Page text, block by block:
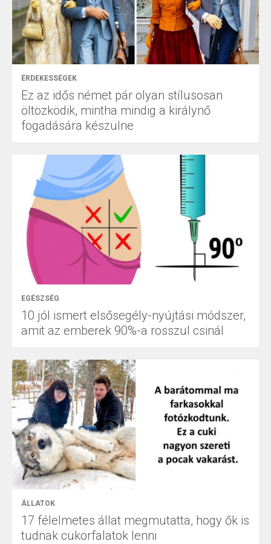
ÉRDEKESSÉGEK
Ez az idős német pár olyan stílusosan
öltözködik, mintha mindig a királynő
fogadására készülne
EGÉSZSÉG
10 jól ismert elsősegély-nyújtási módszer,
amit az emberek 90%-a rosszul csinál
ÁLLATOK
17 félelmetes állat megmutatta, hogy ők is
tudnak cukorfalatok lenni